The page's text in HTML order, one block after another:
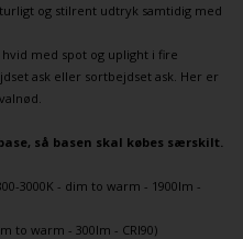
og stilrent udtryk samtidig med
med spot og uplight i fire
ask eller sortbejdset ask. Her er
så basen skal købes særskilt.
3000K - dim to warm - 1900lm -
to warm - 300lm - CRI90)